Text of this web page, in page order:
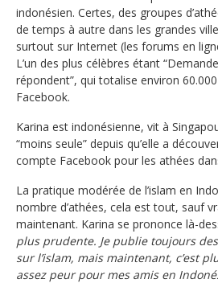
indonésien. Certes, des groupes
de temps à autre dans les grandes
surtout sur Internet (les forums en
L’un des plus célèbres étant
répondent”, qui totalise environ
Facebook.
Karina est indonésienne, vit à
“moins seule” depuis qu’elle a
compte Facebook pour les athées
La pratique modérée de l’islam en
nombre d’athées, cela est tout, sauf
maintenant. Karina se prononce là-
plus prudente. Je publie toujours
sur l’islam, mais maintenant, c’est
assez peur pour mes amis en